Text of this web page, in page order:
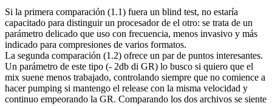
Si la primera comparación (1.1) fuera un blind test, no estaría
capacitado para distinguir un procesador de el otro: se trata de un
parámetro delicado que uso con frecuencia, menos invasivo y más
indicado para compresiones de varios formatos.
La segunda comparación (1.2) ofrece un par de puntos interesantes.
Un parámetro de este tipo (- 2db di GR) lo busco si quiero que el
mix suene menos trabajado, controlando siempre que no comience a
hacer pumping si mantengo el release con la misma velocidad y
continuo empeorando la GR. Comparando los dos archivos se siente